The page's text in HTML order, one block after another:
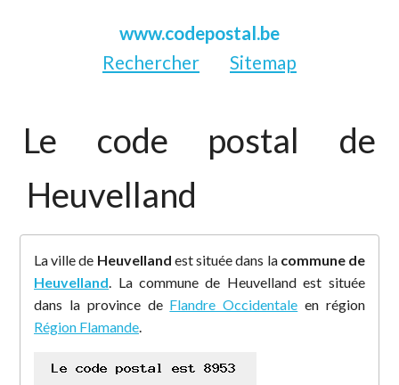
www.codepostal.be
Rechercher
Sitemap
Le code postal de
Heuvelland
La ville de Heuvelland est située dans la commune de
Heuvelland . La commune de Heuvelland est située
dans la province de Flandre Occidentale en région
Région Flamande